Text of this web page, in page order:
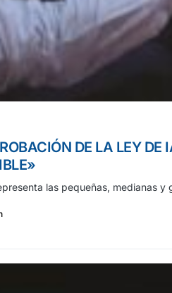
DE LA LEY
las pequeñas, medianas